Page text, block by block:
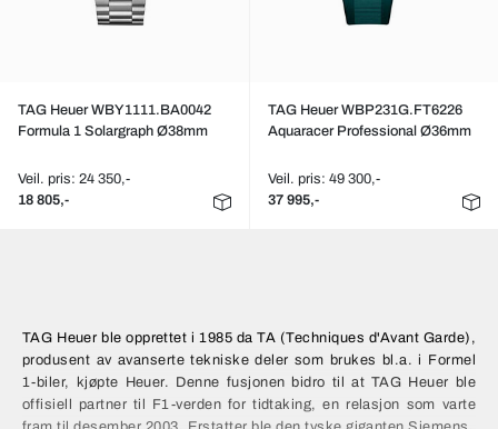
TAG Heuer WBY1111.BA0042
Formula 1 Solargraph Ø38mm
Veil. pris: 24 350,-
18 805,-
TAG Heuer WBP231G.FT6226
Aquaracer Professional Ø36mm
Veil. pris: 49 300,-
37 995,-
TAG Heuer ble opprettet i 1985 da TA (Techniques d'Avant Garde),
produsent av avanserte tekniske deler som brukes bl.a. i Formel
1-biler, kjøpte Heuer. Denne fusjonen bidro til at TAG Heuer ble
offisiell partner til F1-verden for tidtaking, en relasjon som varte